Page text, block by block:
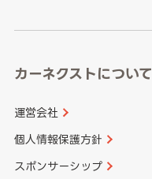
カーネクストについて
運営会社
個人情報保護方針
スポンサーシップ